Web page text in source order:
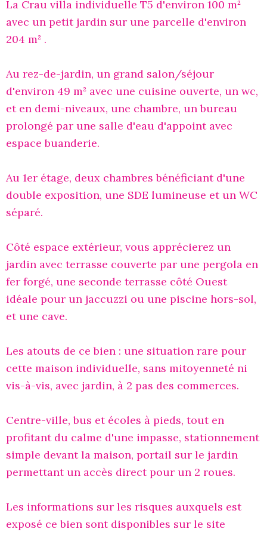
La Crau villa individuelle T5 d'environ 100 m²
avec un petit jardin sur une parcelle d'environ
204 m² .
Au rez-de-jardin, un grand salon/séjour
d'environ 49 m² avec une cuisine ouverte, un wc,
et en demi-niveaux, une chambre, un bureau
prolongé par une salle d'eau d'appoint avec
espace buanderie.
Au 1er étage, deux chambres bénéficiant d'une
double exposition, une SDE lumineuse et un WC
séparé.
Côté espace extérieur, vous apprécierez un
jardin avec terrasse couverte par une pergola en
fer forgé, une seconde terrasse côté Ouest
idéale pour un jaccuzzi ou une piscine hors-sol,
et une cave.
Les atouts de ce bien : une situation rare pour
cette maison individuelle, sans mitoyenneté ni
vis-à-vis, avec jardin, à 2 pas des commerces.
Centre-ville, bus et écoles à pieds, tout en
profitant du calme d'une impasse, stationnement
simple devant la maison, portail sur le jardin
permettant un accès direct pour un 2 roues.
Les informations sur les risques auxquels est
exposé ce bien sont disponibles sur le site